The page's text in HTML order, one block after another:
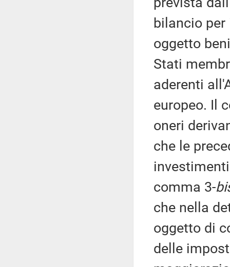
bilancio per
oggetto
Stati
aderenti
europeo. Il
oneri
che le
comma 3-
che nella
oggetto di
delle